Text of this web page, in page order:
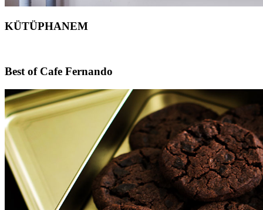
KÜTÜPHANEM
Footer
Best of Cafe Fernando